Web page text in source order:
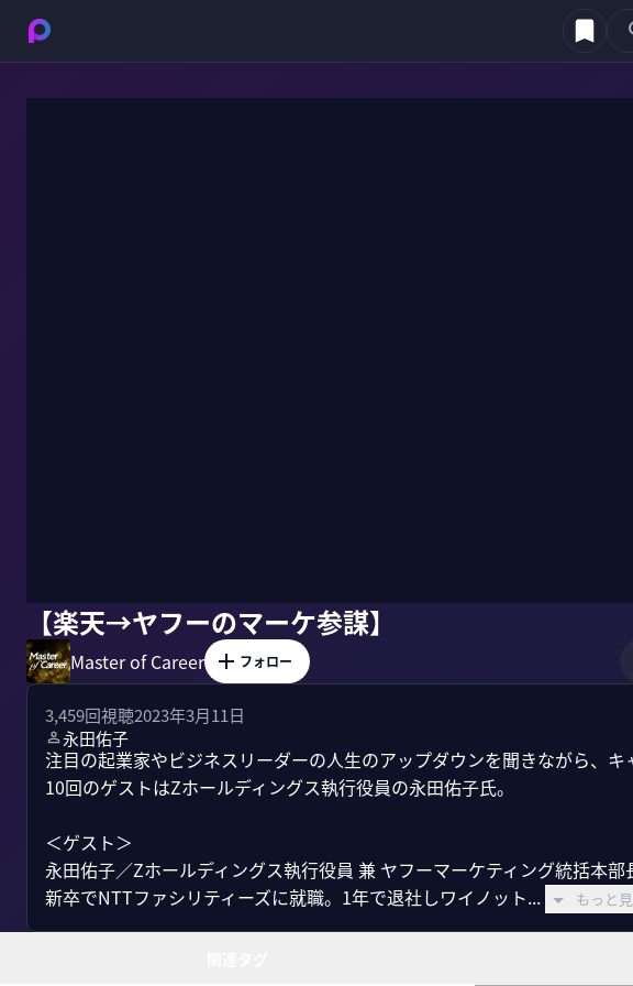
【楽天→ヤフーのマーケ参謀】
Master of Career フォロー
3,459回視聴2023年3月11日
永田佑子
注目の起業家やビジネスリーダーの人生のアップダウンを聞きながら、
10回のゲストはZホールディングス執行役員の永田佑子氏。
＜ゲスト＞
永田佑子／Zホールディングス執行役員 兼 ヤフーマーケティング統括本部
新卒でNTTファシリティーズに就職。1年で退社しワイノット...
もっと